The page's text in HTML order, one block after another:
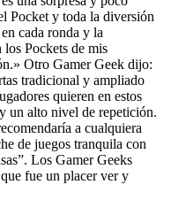
Pocket y toda la diversión
cada ronda y la
Pockets de mis
Otro Gamer Geek dijo:
tradicional y ampliado
quieren en estos
un alto nivel de repetición.
a cualquiera
de juegos tranquila con
Los Gamer Geeks
fue un placer ver y